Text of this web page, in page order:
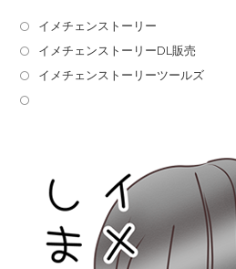
イメチェンストーリー
イメチェンストーリーDL販売
イメチェンストーリーツールズ